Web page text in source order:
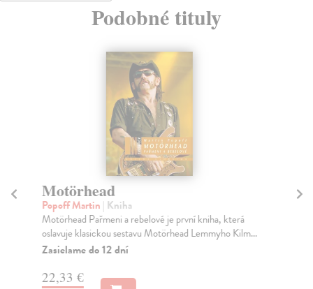
Podobné tituly
Motörhead
Popoff Martin | Kniha
Motörhead Pařmeni a rebelové je první kniha, která
oslavuje klasickou sestavu Motörhead Lemmyho Kilm...
Zasielame do 12 dní
22,33 €